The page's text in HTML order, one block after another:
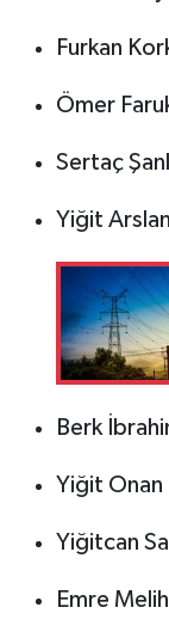
Furkan
Ömer
Sertaç
Yiğit Arslan
Berk
Yiğit Onan
Yiğitcan
Emre